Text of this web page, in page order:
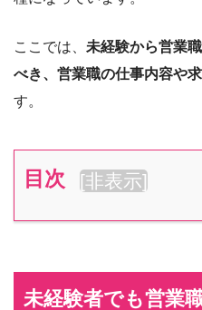
ここでは、 未経験から営業
べき、営業職の仕事内容や
す。
目次 [非表示]
未経験者でも営業